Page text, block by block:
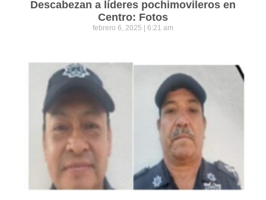
Descabezan a líderes pochimovileros en
Centro: Fotos
febrero 6, 2025 6:21 am